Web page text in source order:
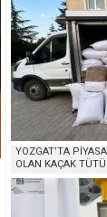
YOZGAT’TA
OLAN KAÇAK